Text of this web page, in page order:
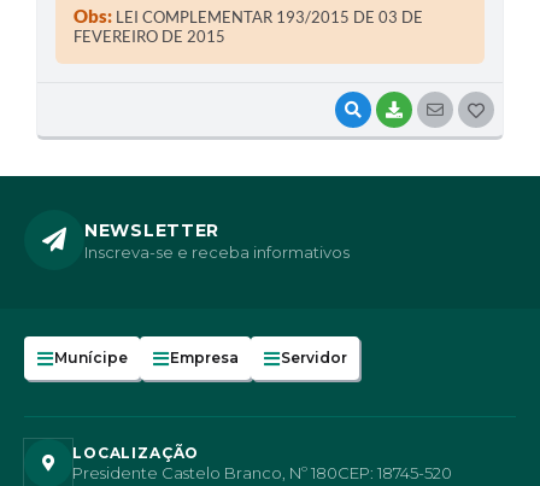
VISUALIZAR
BAIXARSEGUIR
Municipal aprovou e promulga usando das atribuições que
lhe são conferidas por Le
Obs: LEI COMPLEMENTAR 193/2015 DE 03 DE
FEVEREIRO DE 2015
NEWSLETTER
Inscreva-se e receba informativos
Munícipe Empresa Servidor
LOCALIZAÇÃO
Presidente Castelo Branco, Nº 180CEP: 18745-520